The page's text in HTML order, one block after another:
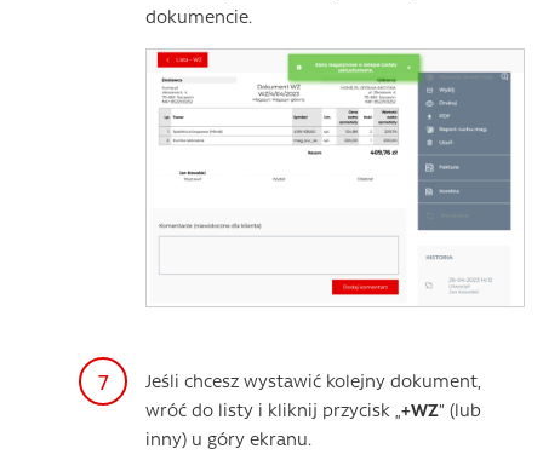
dokumencie.
Jeśli chcesz wystawić kolejny dokument,
wróć do listy i kliknij przycisk „+WZ” (lub
inny) u góry ekranu.